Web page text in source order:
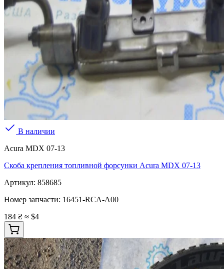
В наличии
Acura MDX 07-13
Скоба крепления топливной форсунки Acura MDX 07-13
Артикул: 858685
Номер запчасти: 16451-RCA-A00
184 ₴ ≈ $4